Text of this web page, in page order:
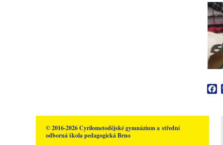
© 2016-2026 Cyrilometodějské gymnázium a střední
odborná škola pedagogická Brno